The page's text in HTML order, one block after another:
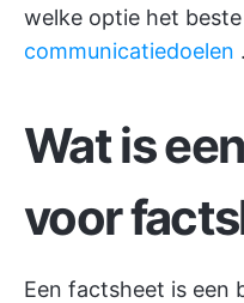
welke optie het
communicatiedoelen .
Wat is
voor
Een factsheet is een